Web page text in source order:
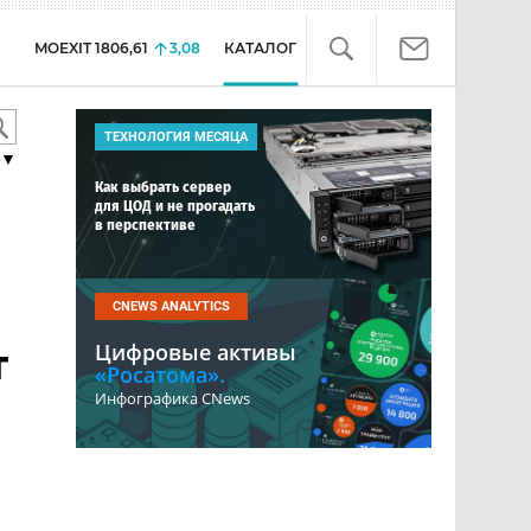
MOEXIT 1806,61 3,08 КАТАЛОГ
ТЕХНОЛОГИЯ МЕСЯЦА
Как выбрать сервер
для ЦОД и не прогадать
в перспективе
CNEWS ANALYTICS
Цифровые активы
«Росатома».
Инфографика CNews